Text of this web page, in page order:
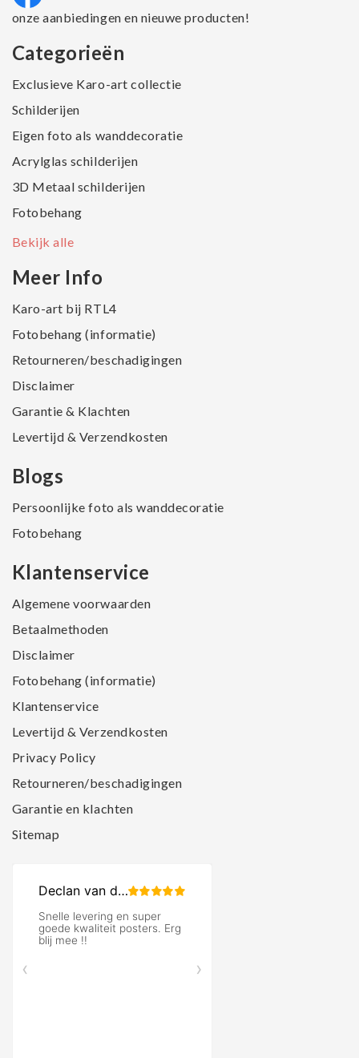
onze aanbiedingen en nieuwe producten!
Categorieën
Exclusieve Karo-art collectie
Schilderijen
Eigen foto als wanddecoratie
Acrylglas schilderijen
3D Metaal schilderijen
Fotobehang
Bekijk alle
Meer Info
Karo-art bij RTL4
Fotobehang (informatie)
Retourneren/beschadigingen
Disclaimer
Garantie & Klachten
Levertijd & Verzendkosten
Blogs
Persoonlijke foto als wanddecoratie
Fotobehang
Klantenservice
Algemene voorwaarden
Betaalmethoden
Disclaimer
Fotobehang (informatie)
Klantenservice
Levertijd & Verzendkosten
Privacy Policy
Retourneren/beschadigingen
Garantie en klachten
Sitemap